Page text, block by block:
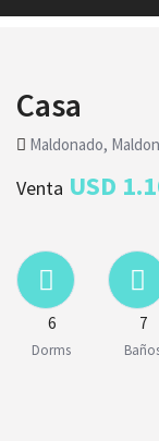
Casa
Maldonado,
Venta USD
6
Dorms
7